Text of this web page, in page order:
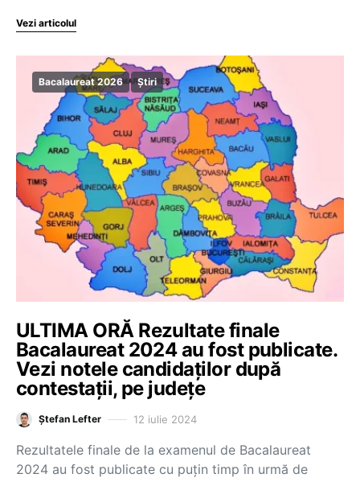
Vezi articolul
Bacalaureat 2026 Știri
ULTIMA ORĂ Rezultate finale
Bacalaureat 2024 au fost publicate.
Vezi notele candidaților după
contestații, pe județe
Ștefan Lefter 12 iulie 2024
Rezultatele finale de la examenul de Bacalaureat
2024 au fost publicate cu puțin timp în urmă de